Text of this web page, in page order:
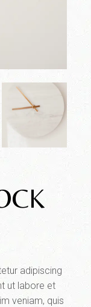
adipiscing
ut labore et
veniam, quis